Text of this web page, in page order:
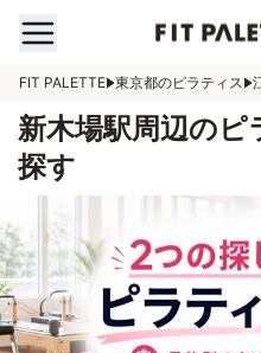
FIT PALETTE 東京都のピラティス
新木場駅周辺の
探す